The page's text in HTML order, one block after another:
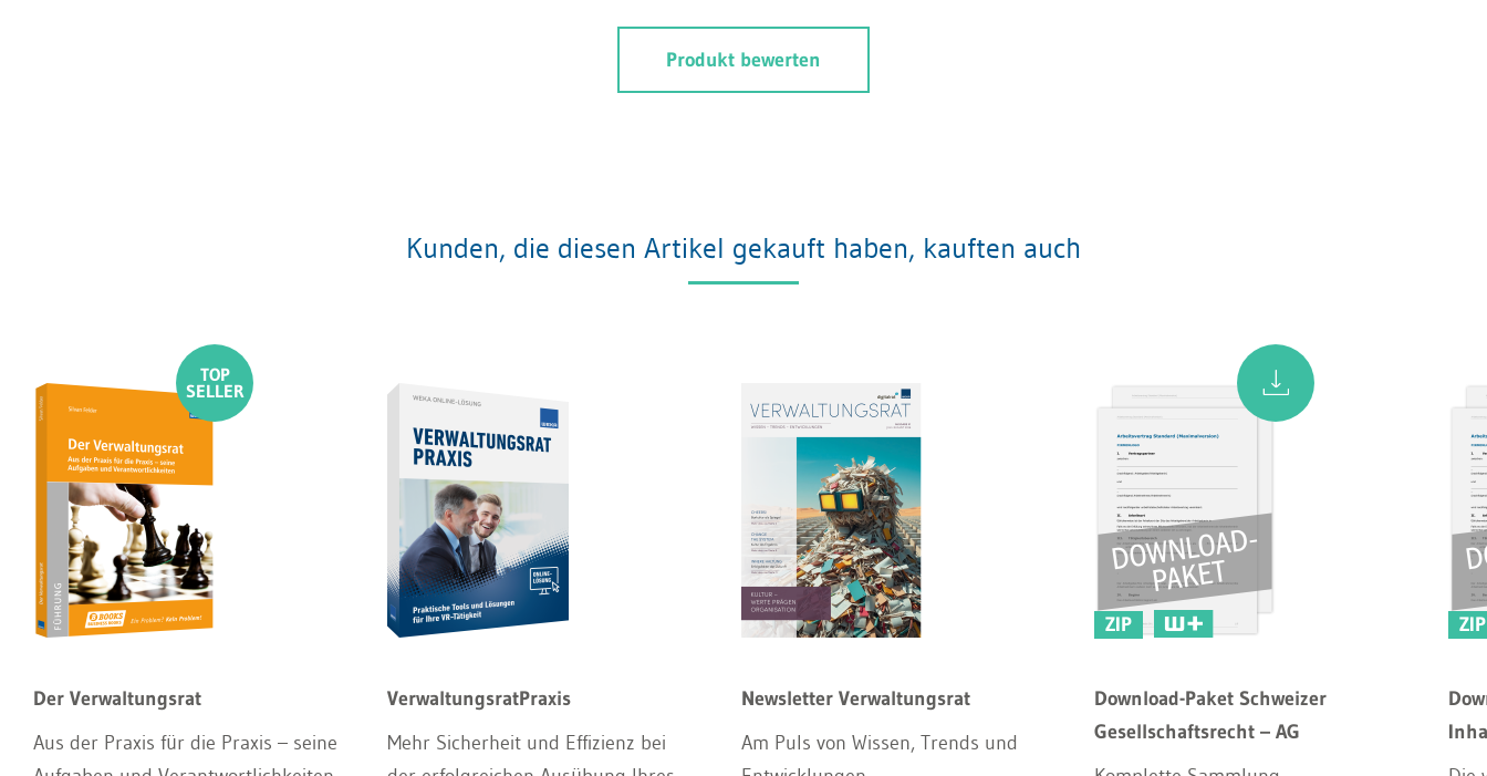
Produkt bewerten
Kunden, die diesen Artikel gekauft haben, kauften auch
Der Verwaltungsrat
Aus der Praxis für die Praxis – seine
VerwaltungsratPraxis
Mehr Sicherheit und Effizienz bei
Newsletter Verwaltungsrat
Am Puls von Wissen, Trends und
ZIP
Download-Paket Schweizer
Gesellschaftsrecht – AG
ZIP